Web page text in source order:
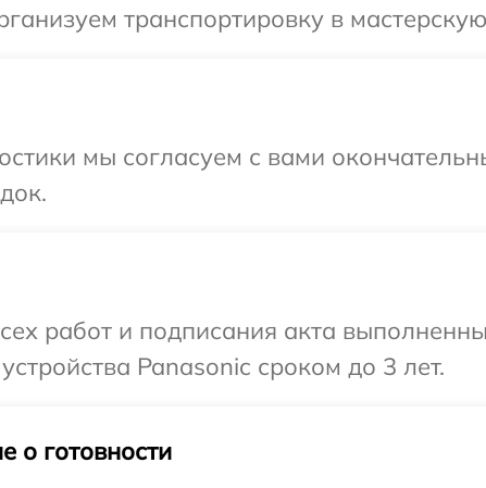
транспортировку в
мы согласуем с вами
работ и подписания акта
Panasonic сроком до 3 лет.
о готовности